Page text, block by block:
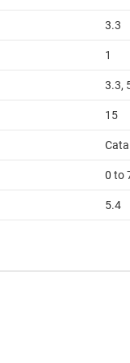
3.3
1
3.3,
15
0 to
5.4